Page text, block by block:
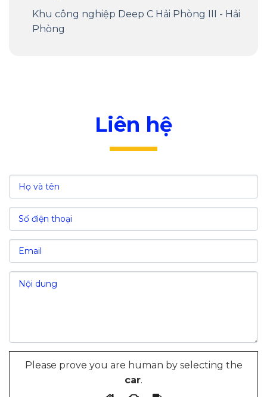
Khu công nghiệp Deep C Hải Phòng III - Hải
Phòng
Liên hệ
Please prove you are human by selecting the
car.